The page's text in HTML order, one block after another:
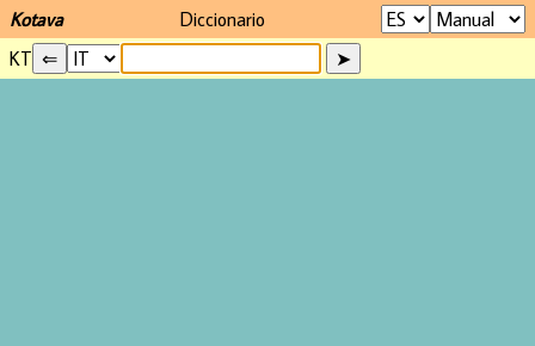
Kotava
Diccionario
KT